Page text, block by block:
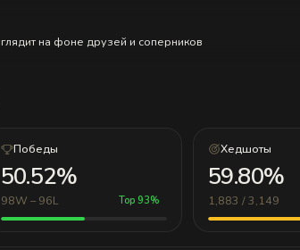
на фоне друзей и соперников
Победы
50.52%
98W – 96L Top 93%
Хедшоты
59.80%
1,883 / 3,149